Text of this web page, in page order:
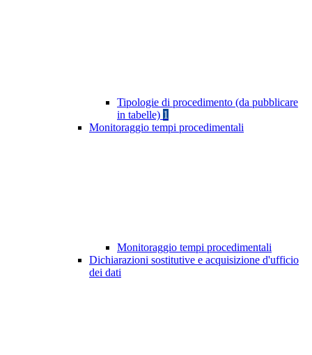
Tipologie di procedimento (da pubblicare
in tabelle) 1
Monitoraggio tempi procedimentali
Monitoraggio tempi procedimentali
Dichiarazioni sostitutive e acquisizione d'ufficio
dei dati